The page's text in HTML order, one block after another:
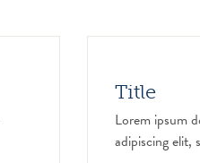
Title
Lorem ipsum
adipiscing elit,